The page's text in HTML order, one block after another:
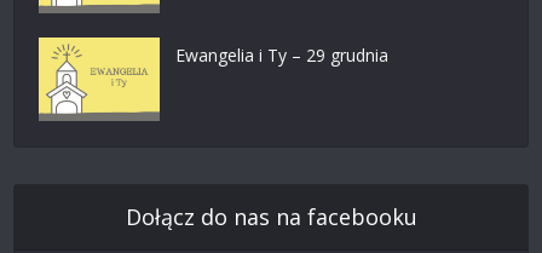
Ewangelia i Ty – 29 grudnia
Dołącz do nas na facebooku